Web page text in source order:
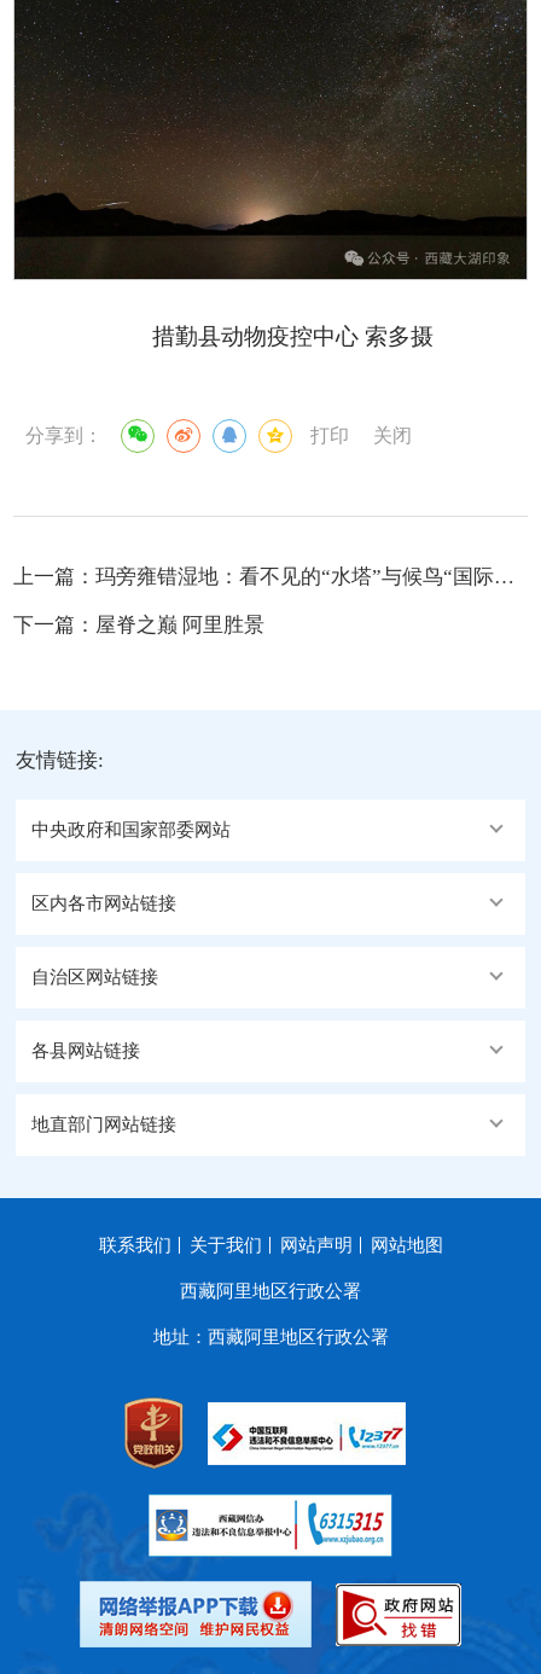
措勤县动物疫控中心 索多摄
分享到： 打印 关闭
上一篇： 玛旁雍错湿地：看不见的“水塔”与候鸟“国际机场”
下一篇： 屋脊之巅 阿里胜景
友情链接:
中央政府和国家部委网站
区内各市网站链接
自治区网站链接
各县网站链接
地直部门网站链接
联系我们 关于我们 网站声明 网站地图
西藏阿里地区行政公署
地址：西藏阿里地区行政公署